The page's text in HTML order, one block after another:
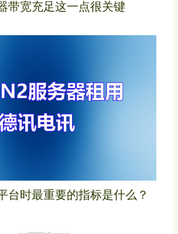
带宽充足这一点很关键
台时最重要的指标是什么？